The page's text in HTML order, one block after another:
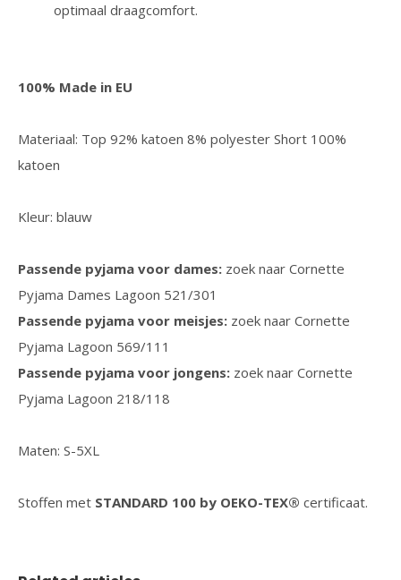
optimaal draagcomfort.
100% Made in EU
Materiaal: Top 92% katoen 8% polyester Short 100%
katoen
Kleur: blauw
Passende pyjama voor dames: zoek naar Cornette
Pyjama Dames Lagoon 521/301
Passende pyjama voor meisjes: zoek naar Cornette
Pyjama Lagoon 569/111
Passende pyjama voor jongens: zoek naar Cornette
Pyjama Lagoon 218/118
Maten: S-5XL
Stoffen met STANDARD 100 by OEKO-TEX® certificaat.